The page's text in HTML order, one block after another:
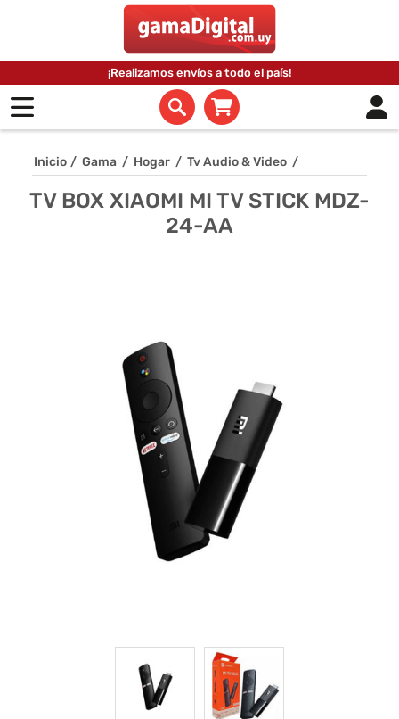
¡Realizamos envíos a todo el país!
Inicio / Gama / Hogar / Tv Audio & Video /
TV BOX XIAOMI MI TV STICK MDZ-
24-AA